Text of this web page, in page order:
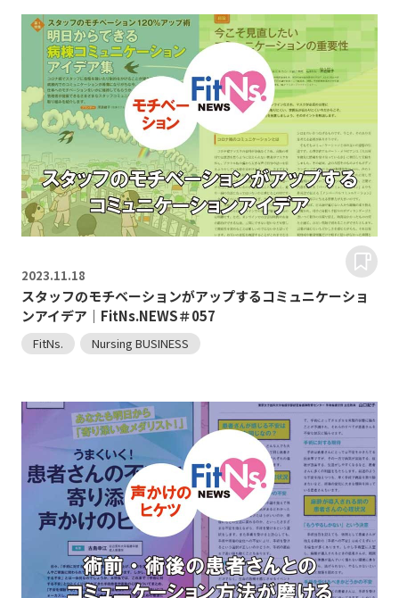
2023.11.18
スタッフのモチベーションがアップするコミュニケーショ
ンアイデア｜FitNs.NEWS＃057
FitNs. Nursing BUSINESS